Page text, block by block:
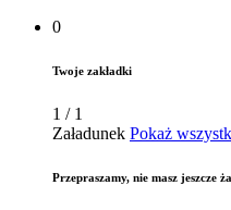
0
Twoje zakładki
1 / 1
Załadunek Pokaż
Przepraszamy, nie masz jeszcze